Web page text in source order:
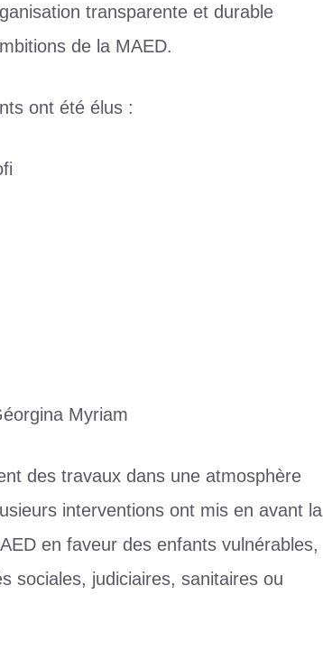
transparente et durable
de la MAED.
ont été élus :
Myriam
des travaux dans une atmosphère
interventions ont mis en avant la
en faveur des enfants vulnérables,
sociales, judiciaires, sanitaires ou